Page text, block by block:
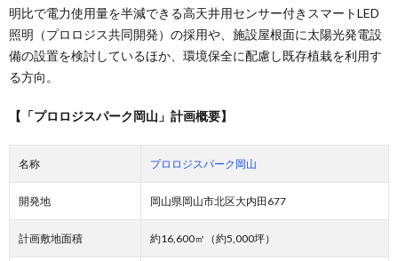
明比で電力使用量を半減できる高天井用センサー付きスマートLED
照明（プロロジス共同開発）の採用や、施設屋根面に太陽光発電設
備の設置を検討しているほか、環境保全に配慮し既存植栽を利用す
る方向。
【「プロロジスパーク岡山」計画概要】
名称 プロロジスパーク岡山
開発地 岡山県岡山市北区大内田677
計画敷地面積 約16,600㎡（約5,000坪）